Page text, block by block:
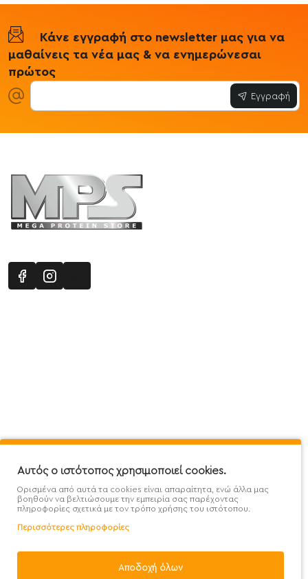
Κάνε εγγραφή στο newsletter μας για να
μαθαίνεις τα νέα μας & να ενημερώνεσαι
πρώτος
Εγγραφή
Προσφορές - Clearence GDPR
Χονδρική
Αυτός ο ιστότοπος χρησιμοποιεί cookies.
Ορισμένα από αυτά τα cookies είναι απαραίτητα, ενώ άλλα μας
βοηθούν να βελτιώσουμε την εμπειρία σας παρέχοντας
πληροφορίες σχετικά με τον τρόπο χρήσης του ιστότοπου.
Περισσότερες πληροφορίες
Αποδοχή όλων